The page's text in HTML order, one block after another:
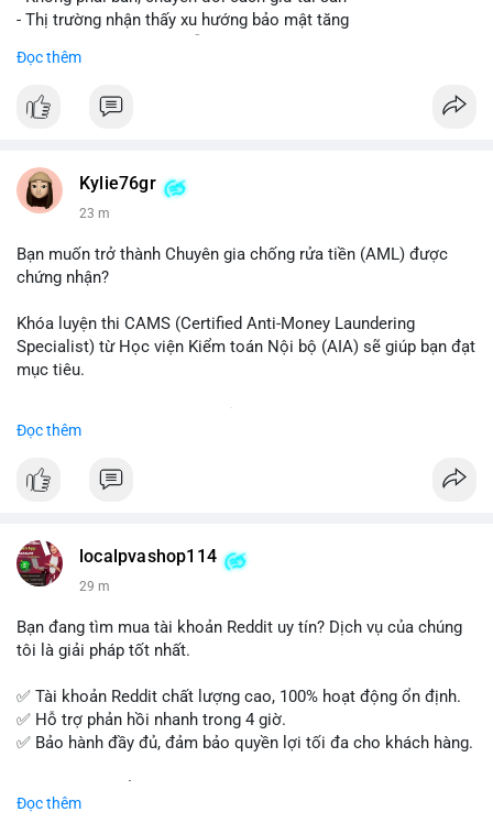
- Thị trường nhận thấy xu hướng bảo mật tăng
#vlikevn #titanbot
Đọc thêm
Kylie76gr
23 m
Bạn muốn trở thành Chuyên gia chống rửa tiền (AML) được
chứng nhận?
Khóa luyện thi CAMS (Certified Anti-Money Laundering
Specialist) từ Học viện Kiểm toán Nội bộ (AIA) sẽ giúp bạn đạt
mục tiêu.
gồm tài liệu toàn diện, câu hỏi thực hành, bài thi thử sát thực
Đăng ký ngay hôm nay để nâng cao năng lực và mở rộng cơ
Đọc thêm
localpvashop114
29 m
Bạn đang tìm mua tài khoản Reddit uy tín? Dịch vụ của chúng
tôi là giải pháp tốt nhất.
✅ Tài khoản Reddit chất lượng cao, 100% hoạt động ổn định.
✅ Hỗ trợ phản hồi nhanh trong 4 giờ.
✅ Bảo hành đầy đủ, đảm bảo quyền lợi tối đa cho khách hàng.
📞 WhatsApp: +1 660 215-8938
Đọc thêm